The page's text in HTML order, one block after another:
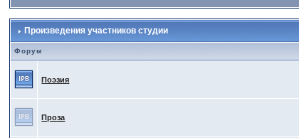
Произведения участников студии
Форум
Поэзия
Проза